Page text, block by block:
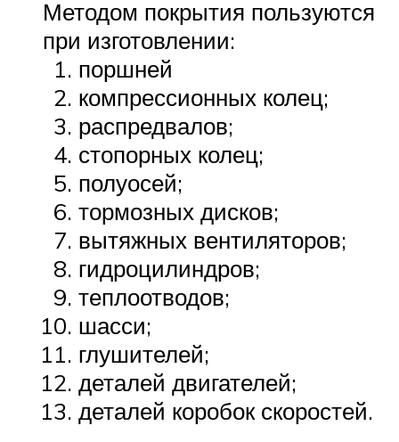
Методом покрытия пользуются
при изготовлении:
поршней
компрессионных колец;
распредвалов;
стопорных колец;
полуосей;
тормозных дисков;
вытяжных вентиляторов;
гидроцилиндров;
теплоотводов;
шасси;
глушителей;
деталей двигателей;
деталей коробок скоростей.